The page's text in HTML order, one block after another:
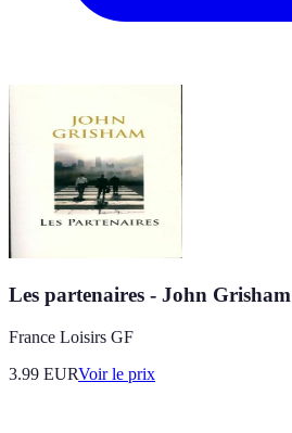
Les partenaires - John Grisham
France Loisirs GF
3.99 EURVoir le prix